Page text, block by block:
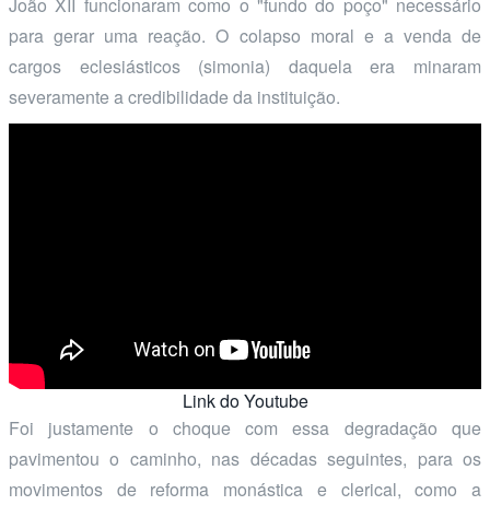
para gerar uma reação. O colapso moral e a venda de
cargos eclesiásticos (simonia) daquela era minaram
severamente a credibilidade da instituição.
Link do Youtube
Foi justamente o choque com essa degradação que
pavimentou o caminho, nas décadas seguintes, para os
movimentos de reforma monástica e clerical, como a